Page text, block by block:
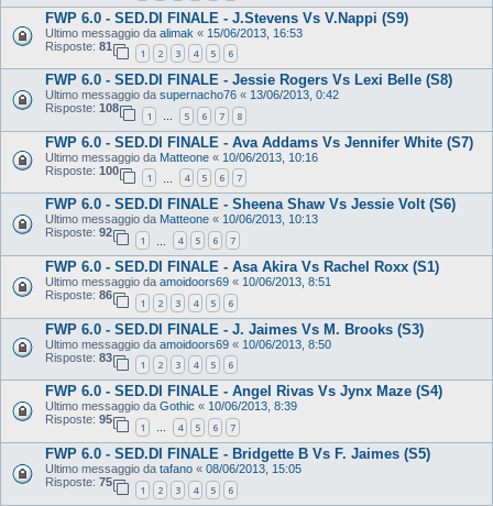
FWP 6.0 - SED.DI FINALE - J.Stevens Vs V.Nappi (S9)
Ultimo messaggio da alimak « 15/06/2013, 16:53
Risposte: 81
1 2 3 4 5 6
FWP 6.0 - SED.DI FINALE - Jessie Rogers Vs Lexi Belle (S8)
Ultimo messaggio da supernacho76 « 13/06/2013, 0:42
Risposte: 108
1 … 5 6 7 8
FWP 6.0 - SED.DI FINALE - Ava Addams Vs Jennifer White (S7)
Ultimo messaggio da Matteone « 10/06/2013, 10:16
Risposte: 100
1 4 5 6 7
FWP 6.0 - SED.DI FINALE - Sheena Shaw Vs Jessie Volt (S6)
Ultimo messaggio da Matteone « 10/06/2013, 10:13
Risposte: 92
1 4 5 6 7
FWP 6.0 - SED.DI FINALE - Asa Akira Vs Rachel Roxx (S1)
Ultimo messaggio da amoidoors69 « 10/06/2013, 8:51
Risposte: 86
1 2 3 4 5 6
FWP 6.0 - SED.DI FINALE - J. Jaimes Vs M. Brooks (S3)
Ultimo messaggio da amoidoors69 « 10/06/2013, 8:50
Risposte: 83
1 2 3 4 5 6
FWP 6.0 - SED.DI FINALE - Angel Rivas Vs Jynx Maze (S4)
Ultimo messaggio da Gothic « 10/06/2013, 8:39
Risposte: 95
1 … 4 5 6 7
FWP 6.0 - SED.DI FINALE - Bridgette B Vs F. Jaimes (S5)
Ultimo messaggio da tafano « 08/06/2013, 15:05
Risposte: 75
1 2 3 4 5 6